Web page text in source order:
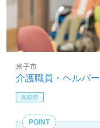
介護職員・ヘルパー
米子市
鳥取県
POINT